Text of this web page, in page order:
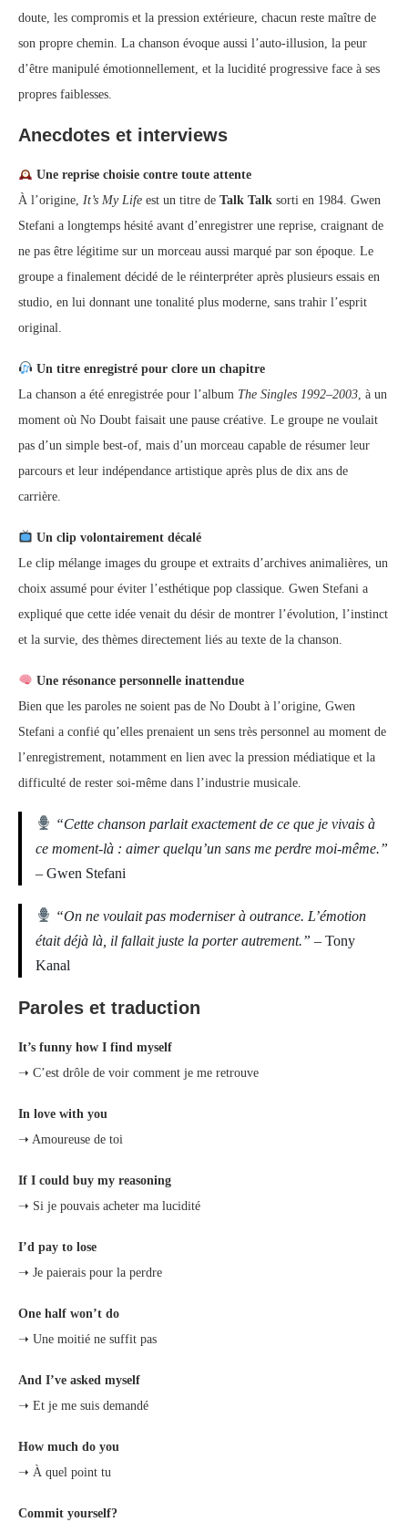
doute, les compromis et la pression extérieure, chacun reste maître de
son propre chemin. La chanson évoque aussi l’auto-illusion, la peur
d’être manipulé émotionnellement, et la lucidité progressive face à ses
propres faiblesses.
Anecdotes et interviews
Une reprise choisie contre toute attente
À l’origine, It’s My Life est un titre de Talk Talk sorti en 1984. Gwen
Stefani a longtemps hésité avant d’enregistrer une reprise, craignant de
ne pas être légitime sur un morceau aussi marqué par son époque. Le
groupe a finalement décidé de le réinterpréter après plusieurs essais en
studio, en lui donnant une tonalité plus moderne, sans trahir l’esprit
original.
Un titre enregistré pour clore un chapitre
La chanson a été enregistrée pour l’album The Singles 1992–2003 , à un
moment où No Doubt faisait une pause créative. Le groupe ne voulait
pas d’un simple best-of, mais d’un morceau capable de résumer leur
parcours et leur indépendance artistique après plus de dix ans de
carrière.
Un clip volontairement décalé
Le clip mélange images du groupe et extraits d’archives animalières, un
choix assumé pour éviter l’esthétique pop classique. Gwen Stefani a
expliqué que cette idée venait du désir de montrer l’évolution, l’instinct
et la survie, des thèmes directement liés au texte de la chanson.
Une résonance personnelle inattendue
Bien que les paroles ne soient pas de No Doubt à l’origine, Gwen
Stefani a confié qu’elles prenaient un sens très personnel au moment de
l’enregistrement, notamment en lien avec la pression médiatique et la
difficulté de rester soi-même dans l’industrie musicale.
“Cette chanson parlait exactement de ce que je vivais à
ce moment-là : aimer quelqu’un sans me perdre moi-même.”
– Gwen Stefani
“On ne voulait pas moderniser à outrance. L’émotion
était déjà là, il fallait juste la porter autrement.” – Tony
Kanal
Paroles et traduction
It’s funny how I find myself
➝ C’est drôle de voir comment je me retrouve
In love with you
➝ Amoureuse de toi
If I could buy my reasoning
➝ Si je pouvais acheter ma lucidité
I’d pay to lose
➝ Je paierais pour la perdre
One half won’t do
➝ Une moitié ne suffit pas
And I’ve asked myself
➝ Et je me suis demandé
How much do you
➝ À quel point tu
Commit yourself?